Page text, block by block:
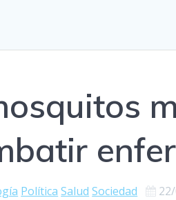
Política Salud Sociedad